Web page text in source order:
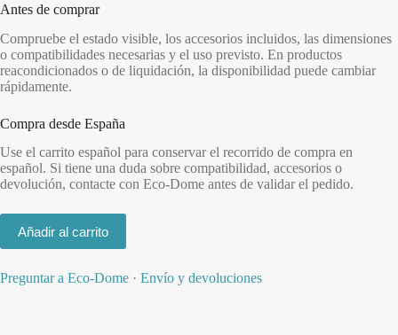
Antes de comprar
Compruebe el estado visible, los accesorios incluidos, las dimensiones
o compatibilidades necesarias y el uso previsto. En productos
reacondicionados o de liquidación, la disponibilidad puede cambiar
rápidamente.
Compra desde España
Use el carrito español para conservar el recorrido de compra en
español. Si tiene una duda sobre compatibilidad, accesorios o
devolución, contacte con Eco-Dome antes de validar el pedido.
Añadir al carrito
Preguntar a Eco-Dome · Envío y devoluciones